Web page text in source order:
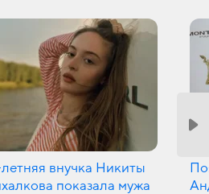
внучка Никиты
показала мужа